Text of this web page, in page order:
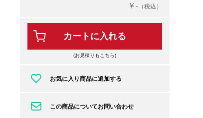
￥-（税込）
カートに入れる
(お見積りもこちら)
お気に入り商品に追加する
この商品についてお問い合わせ